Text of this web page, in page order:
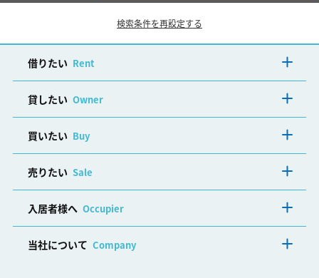
検索条件を再設定する
借りたい Rent
貸したい Owner
買いたい Buy
売りたい Sale
入居者様へ Occupier
当社について Company